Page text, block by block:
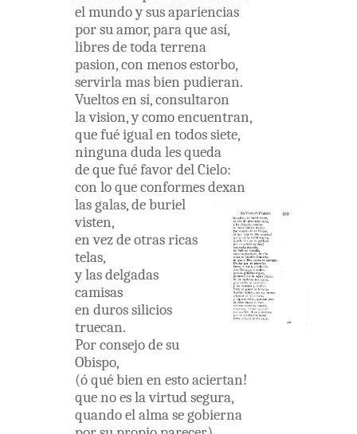
elmundoysusapariencias
porsuamor,paraqueasí,
libresdetodaterrena
pasion,con menosestorbo,
servirlamasbien pudieran.
Vueltosen sí,consultaron
lavision,ycomoencuentran,
quefuéigualen todossiete,
ningunadudalesqueda
dequefuéfavordelCielo:
con loqueconformesdexan
lasgalas,deburiel
visten,
en vezdeotrasricas
telas,
ylasdelgadas
camisas
en durossilicios
truecan.
Porconsejodesu
Obispo,
(óquébien en estoaciertan!
quenoeslavirtudsegura,
quandoelalmasegobierna